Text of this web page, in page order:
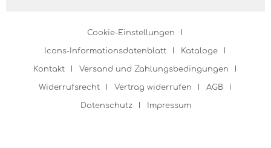
Cookie-Einstellungen
Icons-Informationsdatenblatt Kataloge
Kontakt Versand und Zahlungsbedingungen
Widerrufsrecht Vertrag widerrufen AGB
Datenschutz Impressum